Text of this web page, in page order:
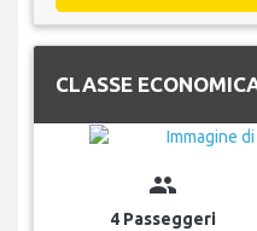
CLASSE
group
4 Passeggeri